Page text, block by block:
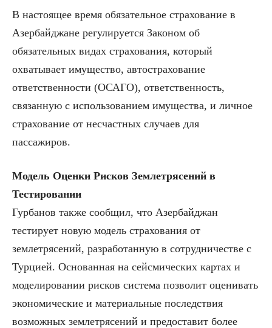
В настоящее время обязательное страхование в
Азербайджане регулируется Законом об
обязательных видах страхования, который
охватывает имущество, автострахование
ответственности (ОСАГО), ответственность,
связанную с использованием имущества, и личное
страхование от несчастных случаев для
пассажиров.
Модель Оценки Рисков Землетрясений в
Тестировании
Гурбанов также сообщил, что Азербайджан
тестирует новую модель страхования от
землетрясений, разработанную в сотрудничестве с
Турцией. Основанная на сейсмических картах и
моделировании рисков система позволит оценивать
экономические и материальные последствия
возможных землетрясений и предоставит более